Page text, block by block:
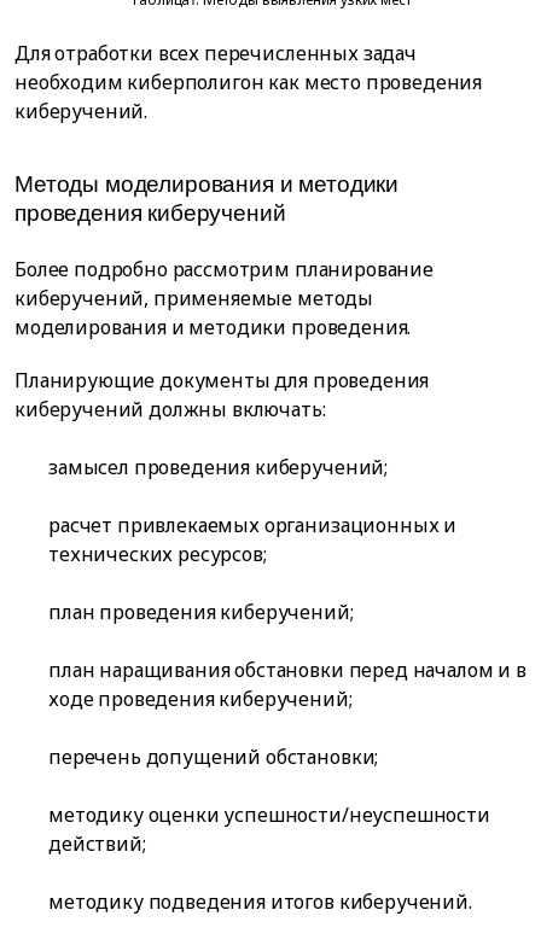
Для отработки всех перечисленных задач
необходим киберполигон как место проведения
киберучений.
Методы моделирования и методики
проведения киберучений
Более подробно рассмотрим планирование
киберучений, применяемые методы
моделирования и методики проведения.
Планирующие документы для проведения
киберучений должны включать:
замысел проведения киберучений;
расчет привлекаемых организационных и
технических ресурсов;
план проведения киберучений;
план наращивания обстановки перед началом и в
ходе проведения киберучений;
перечень допущений обстановки;
методику оценки успешности/неуспешности
действий;
методику подведения итогов киберучений.